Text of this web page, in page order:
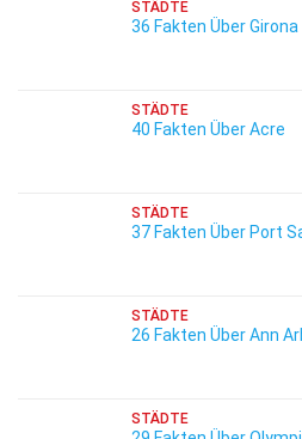
STÄDTE
36 Fakten Über Girona
STÄDTE
40 Fakten Über Acre
STÄDTE
37 Fakten Über Port
STÄDTE
26 Fakten Über Ann
STÄDTE